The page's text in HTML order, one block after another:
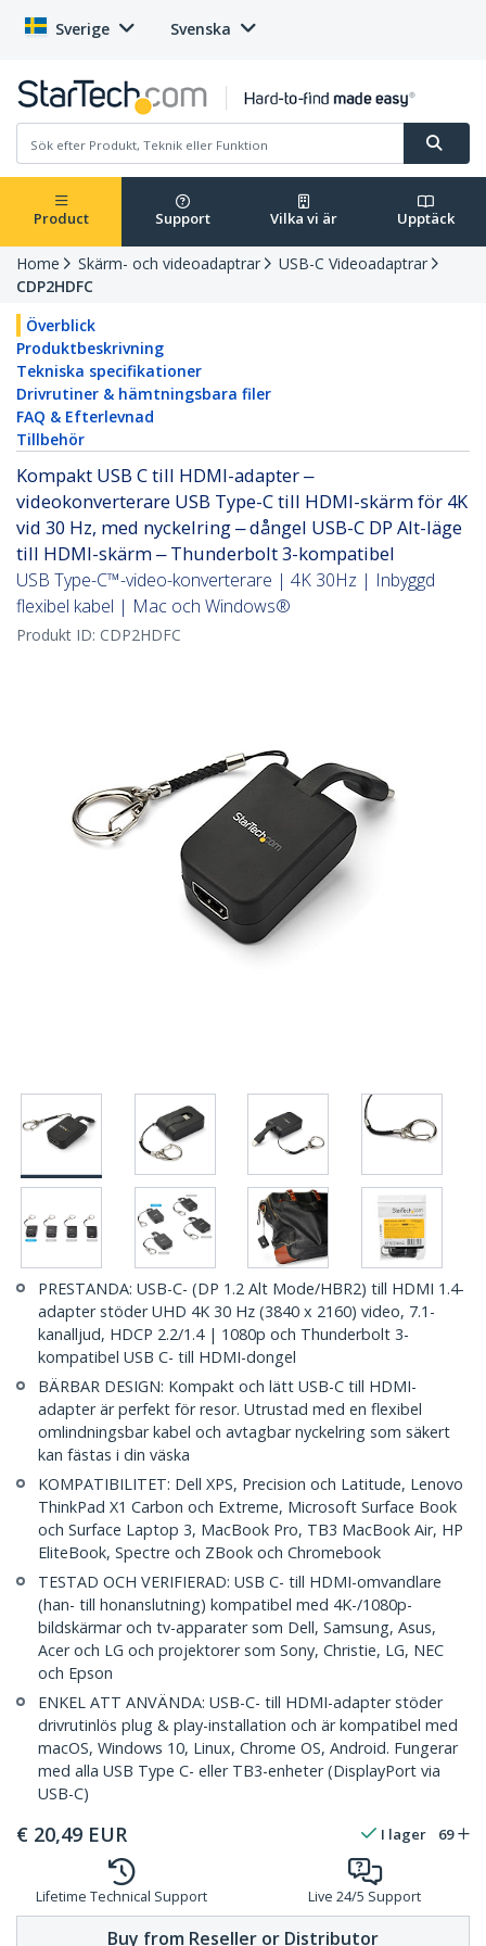
Sverige Svenska
Product Support Vilka vi är Upptäck
Home Skärm- och videoadaptrar
USB-C Videoadaptrar
CDP2HDFC
Överblick
Produktbeskrivning
Tekniska specifikationer
Drivrutiner & hämtningsbara filer
FAQ & Efterlevnad
Tillbehör
Kompakt USB C till HDMI-adapter ‒
videokonverterare USB Type-C till HDMI-skärm för 4K
vid 30 Hz, med nyckelring ‒ dångel USB-C DP Alt-läge
till HDMI-skärm ‒ Thunderbolt 3-kompatibel
USB Type-C™-video-konverterare | 4K 30Hz | Inbyggd
flexibel kabel | Mac och Windows®
Produkt ID: CDP2HDFC
PRESTANDA: USB-C- (DP 1.2 Alt Mode/HBR2) till HDMI 1.4-
adapter stöder UHD 4K 30 Hz (3840 x 2160) video, 7.1-
kanalljud, HDCP 2.2/1.4 | 1080p och Thunderbolt 3-
kompatibel USB C- till HDMI-dongel
BÄRBAR DESIGN: Kompakt och lätt USB-C till HDMI-
adapter är perfekt för resor. Utrustad med en flexibel
omlindningsbar kabel och avtagbar nyckelring som säkert
kan fästas i din väska
KOMPATIBILITET: Dell XPS, Precision och Latitude, Lenovo
ThinkPad X1 Carbon och Extreme, Microsoft Surface Book
och Surface Laptop 3, MacBook Pro, TB3 MacBook Air, HP
EliteBook, Spectre och ZBook och Chromebook
TESTAD OCH VERIFIERAD: USB C- till HDMI-omvandlare
(han- till honanslutning) kompatibel med 4K-/1080p-
bildskärmar och tv-apparater som Dell, Samsung, Asus,
Acer och LG och projektorer som Sony, Christie, LG, NEC
och Epson
ENKEL ATT ANVÄNDA: USB-C- till HDMI-adapter stöder
drivrutinlös plug & play-installation och är kompatibel med
macOS, Windows 10, Linux, Chrome OS, Android. Fungerar
med alla USB Type C- eller TB3-enheter (DisplayPort via
USB-C)
€ 20,49 EUR I lager 69
Lifetime Technical Support Live 24/5 Support
Buy from Reseller or Distributor